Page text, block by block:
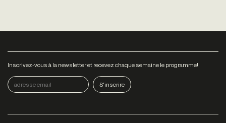
Inscrivez-vous à la newsletter et recevez chaque semaine le programme!